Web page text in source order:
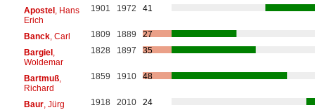
Apostel, Hans
Erich
1901 1972 41
Banck, Carl 1809 1889
27
Bargiel,
Woldemar
1828 1897 35
Bartmuß,
Richard
1859 1910 48
Baur, Jürg 1918 2010
24